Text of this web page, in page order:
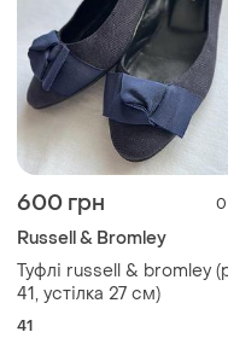
600 грн 0
Russell & Bromley
Туфлі russell & bromley
41, устілка 27 см)
41